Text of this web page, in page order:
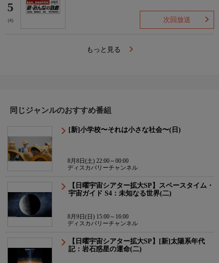
5
(4) 次回放送
もっと見る
同じジャンルのおすすめ番組
[新]小学校〜それは小さな社会〜(日)
8月8日(土) 22:00～00:00
ディスカバリーチャンネル
【日曜宇宙シアター拡大SP】スペースタイム・
宇宙ガイド S4：未知なる世界(二)
8月9日(日) 15:00～16:00
ディスカバリーチャンネル
【日曜宇宙シアター拡大SP】[新]太陽系年代
記：岩石惑星の運命(二)